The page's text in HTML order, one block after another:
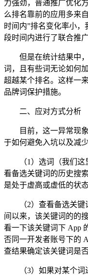
力强劲，普通推广优化
么排名靠前的应用多来
时间内”排名变化率小
段时间内进行了联合推广
但是在统计结果中
词，且有些词无论如何
超越某个排名。这样一
品牌词保护措施。
二、应对方式分析
目前，这一异常现
于如何避免入坑以及减
（1）选词（我们
看备选关键词的历史搜
是处于虚高或虚低的状
（2）查看备选关
间以来，该关键词的的
看一下该关键词下 App
否同一开发者账号下的
查结果确定该关键词是
（3）如果对某个